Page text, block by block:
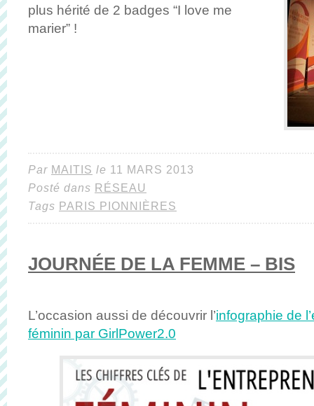
plus hérité de 2 badges “I love me
marier” !
Par MAITIS le 11 MARS 2013
Posté dans RÉSEAU
Tags PARIS PIONNIÈRES
JOURNÉE DE LA FEMME – BIS
L’occasion aussi de découvrir l’infographie de
féminin par GirlPower2.0